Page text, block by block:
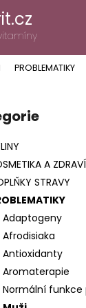
PROBLEMATIKY
A ZDRAVÍ
STRAVY
Adaptogeny
Afrodisiaka
Antioxidanty
Aromaterapie
Normální